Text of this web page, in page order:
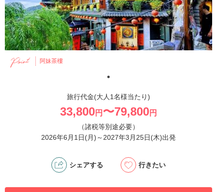
阿妹茶樓
旅行代金(大人1名様当たり)
33,800円 〜79,800円
（諸税等別途必要）
2026年6月1日(月)～2027年3月25日(木)出発
シェアする 行きたい